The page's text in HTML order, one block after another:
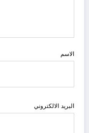
الاسم
البريد الالكتروني